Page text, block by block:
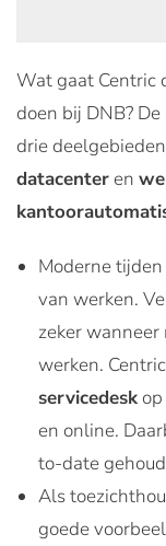
Wat gaat Centric
doen bij DNB?
drie
datacenter en
Moderne
van werken.
zeker
werken.
servicedesk
en online.
to-date
Als
goede